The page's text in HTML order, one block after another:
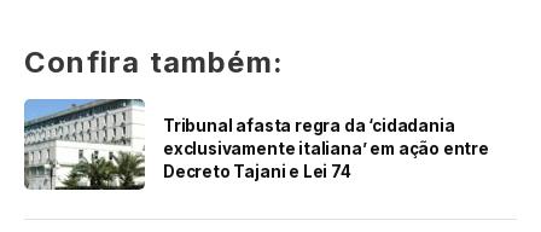
Confira também:
Tribunal afasta regra da ‘cidadania
exclusivamente italiana’ em ação entre
Decreto Tajani e Lei 74